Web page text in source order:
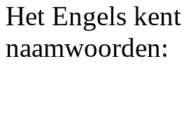
Het Engels
naamwoorden: